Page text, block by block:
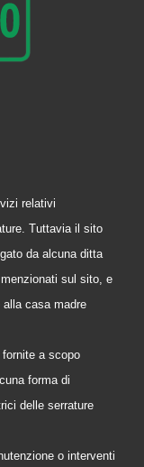
relativi
Tuttavia il sito
da alcuna ditta
sul sito, e
alla casa madre
a scopo
forma di
delle serrature
o interventi